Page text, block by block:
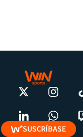
SUSCRÍBASE